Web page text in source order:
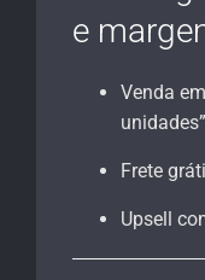
e
Venda
unidades”
Frete
Upsell